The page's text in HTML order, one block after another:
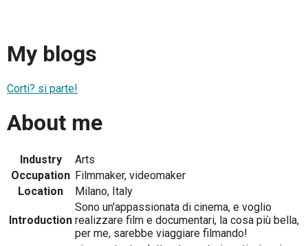
My blogs
Corti? si parte!
About me
Industry
Arts
Occupation Filmmaker, videomaker
Location
Milano, Italy
Introduction
Sono un'appassionata di cinema, e voglio
realizzare film e documentari, la cosa più bella,
per me, sarebbe viaggiare filmando!